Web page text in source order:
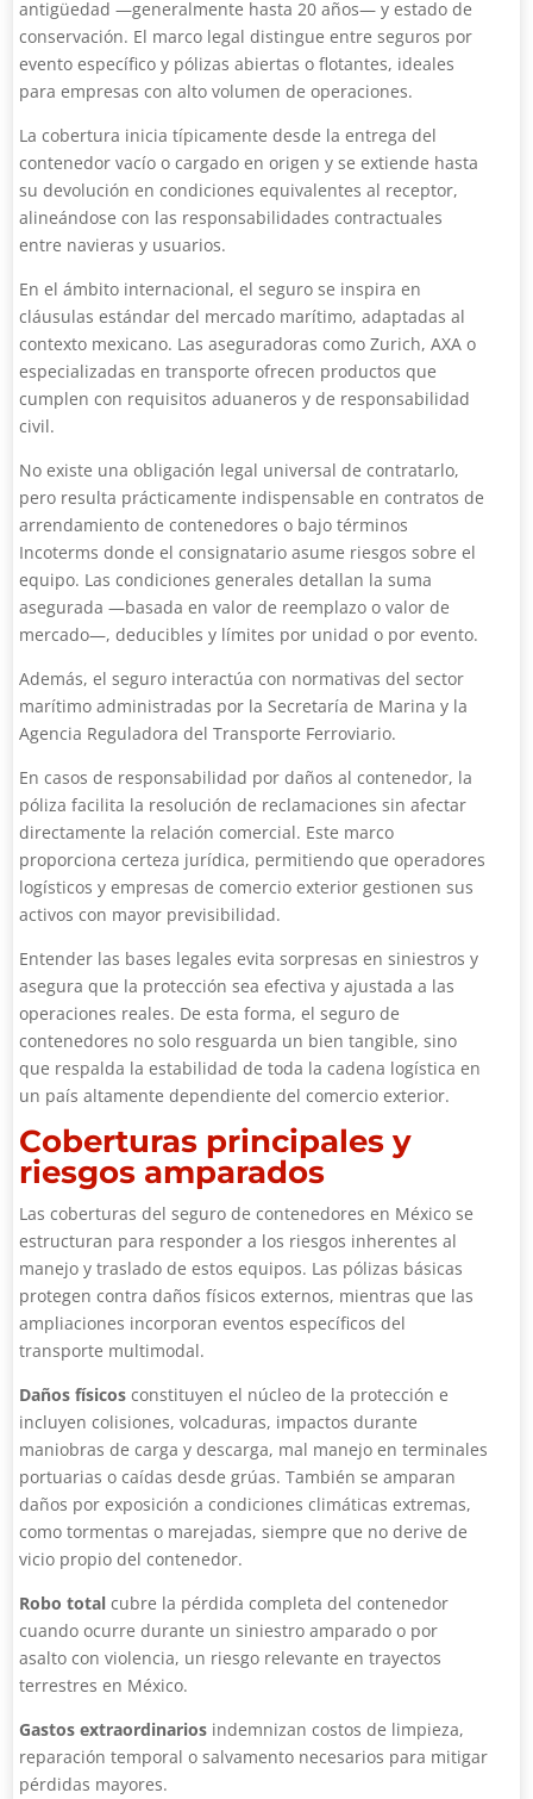
antigüedad —generalmente hasta 20 años— y estado de
conservación. El marco legal distingue entre seguros por
evento específico y pólizas abiertas o flotantes, ideales
para empresas con alto volumen de operaciones.
La cobertura inicia típicamente desde la entrega del
contenedor vacío o cargado en origen y se extiende hasta
su devolución en condiciones equivalentes al receptor,
alineándose con las responsabilidades contractuales
entre navieras y usuarios.
En el ámbito internacional, el seguro se inspira en
cláusulas estándar del mercado marítimo, adaptadas al
contexto mexicano. Las aseguradoras como Zurich, AXA o
especializadas en transporte ofrecen productos que
cumplen con requisitos aduaneros y de responsabilidad
civil.
No existe una obligación legal universal de contratarlo,
pero resulta prácticamente indispensable en contratos de
arrendamiento de contenedores o bajo términos
Incoterms donde el consignatario asume riesgos sobre el
equipo. Las condiciones generales detallan la suma
asegurada —basada en valor de reemplazo o valor de
mercado—, deducibles y límites por unidad o por evento.
Además, el seguro interactúa con normativas del sector
marítimo administradas por la Secretaría de Marina y la
Agencia Reguladora del Transporte Ferroviario.
En casos de responsabilidad por daños al contenedor, la
póliza facilita la resolución de reclamaciones sin afectar
directamente la relación comercial. Este marco
proporciona certeza jurídica, permitiendo que operadores
logísticos y empresas de comercio exterior gestionen sus
activos con mayor previsibilidad.
Entender las bases legales evita sorpresas en siniestros y
asegura que la protección sea efectiva y ajustada a las
operaciones reales. De esta forma, el seguro de
contenedores no solo resguarda un bien tangible, sino
que respalda la estabilidad de toda la cadena logística en
un país altamente dependiente del comercio exterior.
Coberturas principales y
riesgos amparados
Las coberturas del seguro de contenedores en México se
estructuran para responder a los riesgos inherentes al
manejo y traslado de estos equipos. Las pólizas básicas
protegen contra daños físicos externos, mientras que las
ampliaciones incorporan eventos específicos del
transporte multimodal.
Daños físicos constituyen el núcleo de la protección e
incluyen colisiones, volcaduras, impactos durante
maniobras de carga y descarga, mal manejo en terminales
portuarias o caídas desde grúas. También se amparan
daños por exposición a condiciones climáticas extremas,
como tormentas o marejadas, siempre que no derive de
vicio propio del contenedor.
Robo total cubre la pérdida completa del contenedor
cuando ocurre durante un siniestro amparado o por
asalto con violencia, un riesgo relevante en trayectos
terrestres en México.
Gastos extraordinarios indemnizan costos de limpieza,
reparación temporal o salvamento necesarios para mitigar
pérdidas mayores.